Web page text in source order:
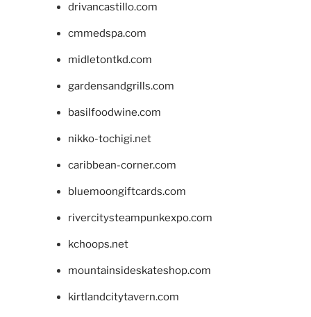
drivancastillo.com
cmmedspa.com
midletontkd.com
gardensandgrills.com
basilfoodwine.com
nikko-tochigi.net
caribbean-corner.com
bluemoongiftcards.com
rivercitysteampunkexpo.com
kchoops.net
mountainsideskateshop.com
kirtlandcitytavern.com